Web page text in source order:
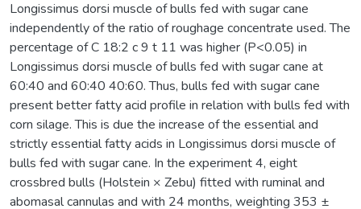
Longissimus dorsi muscle of bulls fed with sugar cane
independently of the ratio of roughage concentrate used. The
percentage of C 18:2 c 9 t 11 was higher (P<0.05) in
Longissimus dorsi muscle of bulls fed with sugar cane at
60:40 and 60:40 40:60. Thus, bulls fed with sugar cane
present better fatty acid profile in relation with bulls fed with
corn silage. This is due the increase of the essential and
strictly essential fatty acids in Longissimus dorsi muscle of
bulls fed with sugar cane. In the experiment 4, eight
crossbred bulls (Holstein × Zebu) fitted with ruminal and
abomasal cannulas and with 24 months, weighting 353 ±